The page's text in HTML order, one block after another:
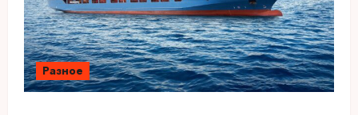
Разное